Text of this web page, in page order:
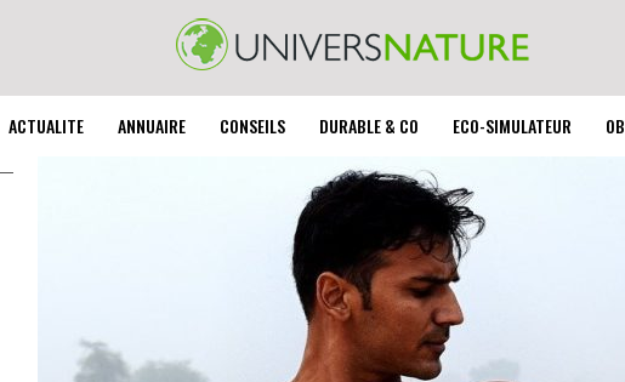
ACTUALITE ANNUAIRE CONSEILS DURABLE & CO ECO-SIMULATEUR